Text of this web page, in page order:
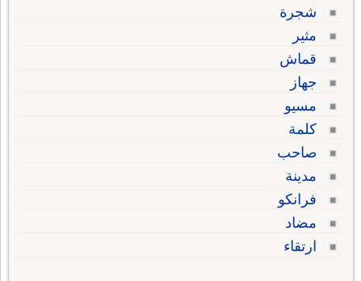
شجرة
مثير
قماش
جهاز
مسيو
كلمة
صاحب
مدينة
فرانكو
مضاد
ارتقاء